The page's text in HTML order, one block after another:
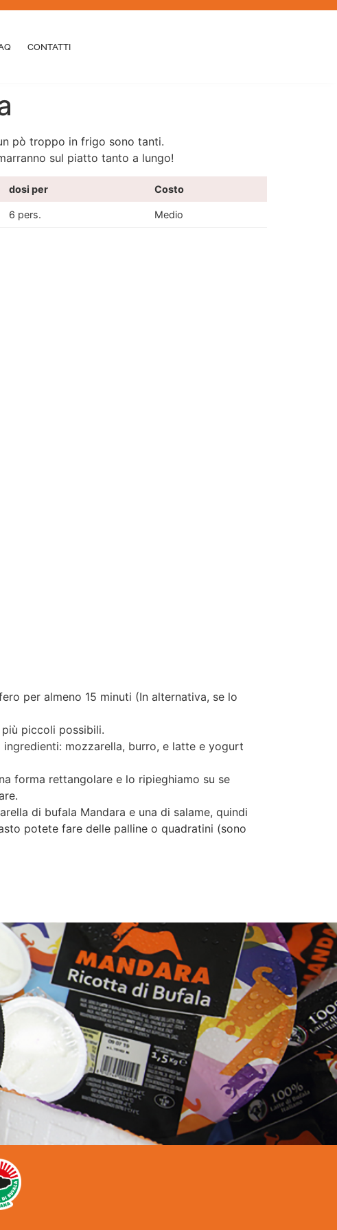
CONTATTI
pò troppo in frigo sono tanti.
sul piatto tanto a lungo!
dosi per Costo
6 pers. Medio
per almeno 15 minuti (In alternativa, se lo
piccoli possibili.
mozzarella, burro, e latte e yogurt
forma rettangolare e lo ripieghiamo su se
di bufala Mandara e una di salame, quindi
potete fare delle palline o quadratini (sono